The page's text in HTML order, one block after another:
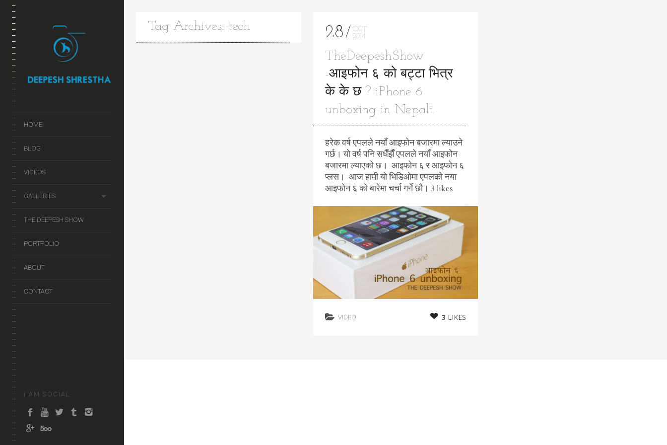
HOME
BLOG
VIDEOS
GALLERIES
THE DEEPESH SHOW
PORTFOLIO
ABOUT
CONTACT
I AM SOCIAL
Tag Archives: tech 28
OCT
2014
TheDeepeshShow
-आइफोन ६ को बट्टा भित्र
के के छ ? iPhone 6
unboxing in Nepali.
हरेक वर्ष एपलले नयाँ आइफोन बजारमा ल्याउने
गर्छ। यो वर्ष पनि सधैँझैँ एपलले नयाँ आइफोन
बजारमा ल्याएको छ। आइफोन ६ र आइफोन ६
प्लस। आज हामी यो भिडिओमा एपलको नया
आइफोन ६ को बारेमा चर्चा गर्ने छौ। 3 likes
VIDEO 3 LIKES